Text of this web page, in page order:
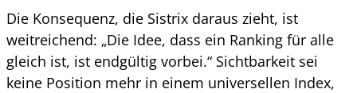
Die Konsequenz, die Sistrix daraus zieht, ist
weitreichend: „Die Idee, dass ein Ranking für alle
gleich ist, ist endgültig vorbei.“ Sichtbarkeit sei
keine Position mehr in einem universellen Index,